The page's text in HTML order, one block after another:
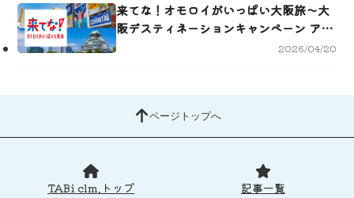
来てな！オモロイがいっぱい大阪旅～大
阪デスティネーションキャンペーン アフ
2026/04/20
ページトップへ
TABi clm.トップ 記事一覧